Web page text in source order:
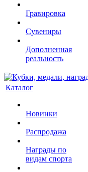
Гравировка
Сувениры
Дополненная
реальность
Каталог
Новинки
Распродажа
Награды по
видам спорта